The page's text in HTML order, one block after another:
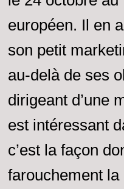
européen. Il en
son petit
au-delà de ses
dirigeant d’une
est intéressant
c’est la façon
farouchement